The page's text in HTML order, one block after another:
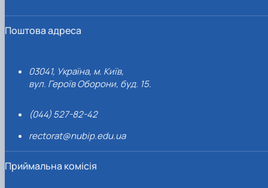
Поштова адреса
03041, Україна, м. Київ,
вул. Героїв Оборони, буд. 15.
(044) 527-82-42
rectorat@nubip.edu.ua
Приймальна комісія